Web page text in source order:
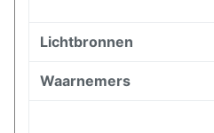
Lichtbronnen
Waarnemers